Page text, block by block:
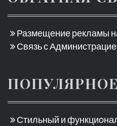
Размещение рекламы
Связь с
Стильный и